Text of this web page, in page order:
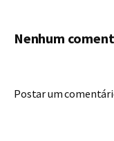
Nenhum
Postar um